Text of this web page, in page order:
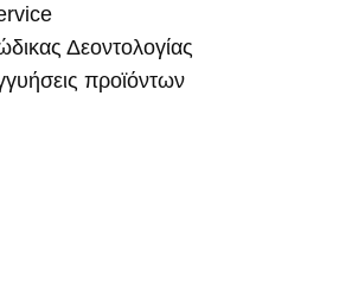
Δεοντολογίας
προϊόντων